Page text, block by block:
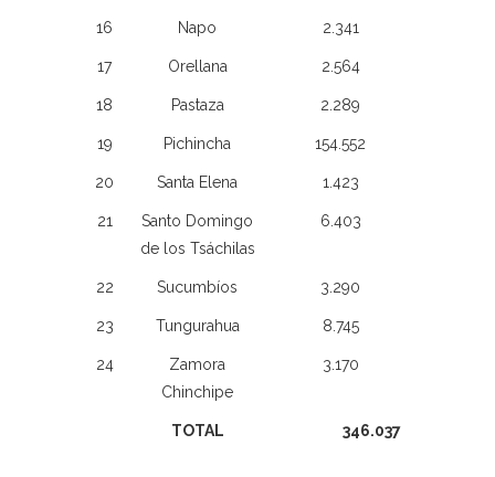
16 Napo 2.341
17 Orellana 2.564
18 Pastaza 2.289
19 Pichincha 154.552
20 Santa Elena 1.423
21
Santo Domingo
de los Tsáchilas
6.403
22 Sucumbíos 3.290
23 Tungurahua 8.745
24
Zamora
Chinchipe
3.170
TOTAL 346.037